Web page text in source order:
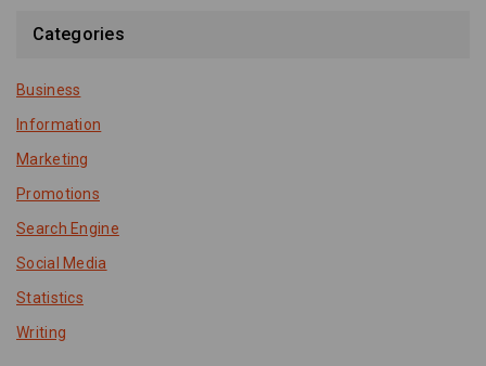
Categories
Business
Information
Marketing
Promotions
Search Engine
Social Media
Statistics
Writing